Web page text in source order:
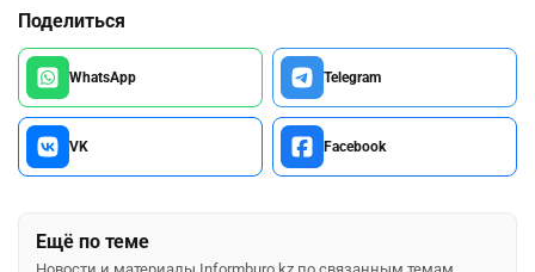
Поделиться
WhatsApp Telegram
VK Facebook
Ещё по теме